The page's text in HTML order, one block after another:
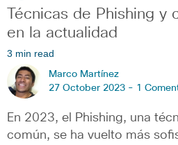
Técnicas de Phishing
en la actualidad
3 min read
Marco Martínez
27 October 2023 - 1
En 2023, el Phishing, una
común, se ha vuelto más